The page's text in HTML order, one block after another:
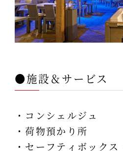
●施設＆サービス
・コンシェルジュ
・荷物預かり所
・セーフティボックス